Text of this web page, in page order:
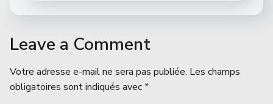
Leave a Comment
Votre adresse e-mail ne sera pas publiée. Les champs
obligatoires sont indiqués avec*